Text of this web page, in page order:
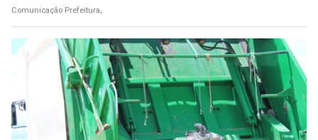
Comunicação Prefeitura,